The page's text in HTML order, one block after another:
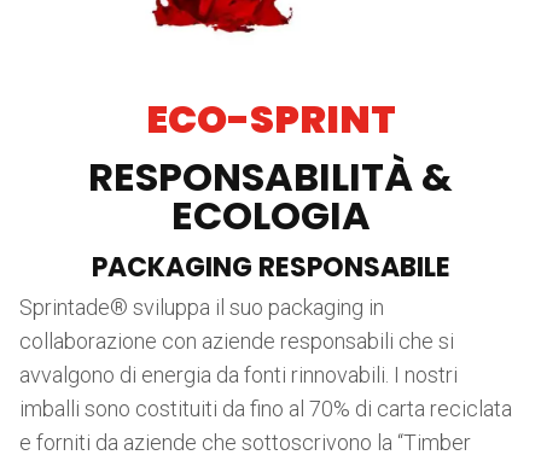
ECO-SPRINT
RESPONSABILITÀ &
ECOLOGIA
PACKAGING RESPONSABILE
Sprintade® sviluppa il suo packaging in
collaborazione con aziende responsabili che si
avvalgono di energia da fonti rinnovabili. I nostri
imballi sono costituiti da fino al 70% di carta reciclata
e forniti da aziende che sottoscrivono la “Timber